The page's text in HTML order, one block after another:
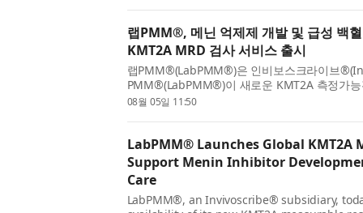
랩PMM®, 메닌 억제제 개발 및 급성 백
KMT2A MRD 검사 서비스 출시
랩PMM®(LabPMM®)은 인비보스크라이브
PMM®(LabPMM®)이 새로운 KMT2A 측정가
세계에서 제공한다고 발표했다. 고감도 디지털
08월 05일 11:50
LabPMM® Launches Global KMT2A
Support Menin Inhibitor
Care
LabPMM®, an Invivoscribe® subsidiary,